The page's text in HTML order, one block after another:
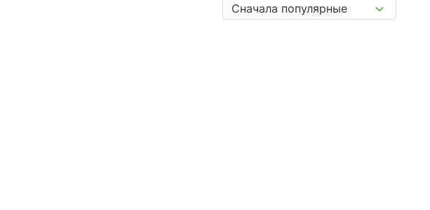
Сначала популярные